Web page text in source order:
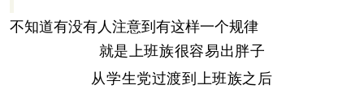
不知道有没有人注意到有这样一个规律
就是上班族很容易出胖子
从学生党过渡到上班族之后